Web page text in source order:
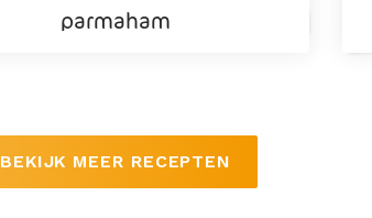
parmaham
BEKIJK MEER RECEPTEN